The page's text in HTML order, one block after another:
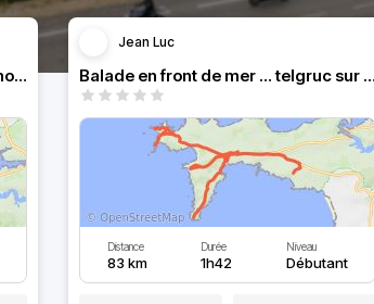
Balade Telgruc , pointe des espagnols camaret
Jean Luc
Balade en front de mer … telgruc sur mer , camaret, crozon
Distance
83 km
Durée
1h42
Niveau
Débutant